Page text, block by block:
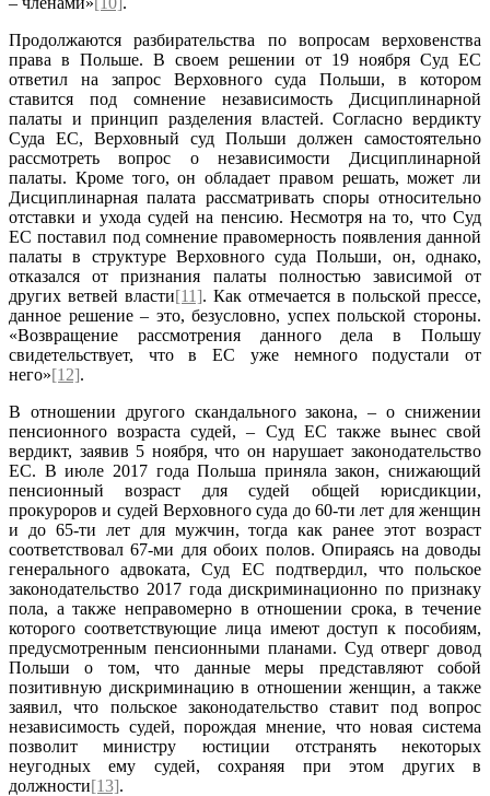
Продолжаются разбирательства по вопросам верховенства
права в Польше. В своем решении от 19 ноября Суд ЕС
ответил на запрос Верховного суда Польши, в котором
ставится под сомнение независимость Дисциплинарной
палаты и принцип разделения властей. Согласно вердикту
Суда ЕС, Верховный суд Польши должен самостоятельно
рассмотреть вопрос о независимости Дисциплинарной
палаты. Кроме того, он обладает правом решать, может ли
Дисциплинарная палата рассматривать споры относительно
отставки и ухода судей на пенсию. Несмотря на то, что Суд
ЕС поставил под сомнение правомерность появления данной
палаты в структуре Верховного суда Польши, он, однако,
отказался от признания палаты полностью зависимой от
других ветвей власти[11]. Как отмечается в польской прессе,
данное решение – это, безусловно, успех польской стороны.
«Возвращение рассмотрения данного дела в Польшу
свидетельствует, что в ЕС уже немного подустали от
него»[12].
В отношении другого скандального закона, – о снижении
пенсионного возраста судей, – Суд ЕС также вынес свой
вердикт, заявив 5 ноября, что он нарушает законодательство
ЕС. В июле 2017 года Польша приняла закон, снижающий
пенсионный возраст для судей общей юрисдикции,
прокуроров и судей Верховного суда до 60-ти лет для женщин
и до 65-ти лет для мужчин, тогда как ранее этот возраст
соответствовал 67-ми для обоих полов. Опираясь на доводы
генерального адвоката, Суд ЕС подтвердил, что польское
законодательство 2017 года дискриминационно по признаку
пола, а также неправомерно в отношении срока, в течение
которого соответствующие лица имеют доступ к пособиям,
предусмотренным пенсионными планами. Суд отверг довод
Польши о том, что данные меры представляют собой
позитивную дискриминацию в отношении женщин, а также
заявил, что польское законодательство ставит под вопрос
независимость судей, порождая мнение, что новая система
позволит министру юстиции отстранять некоторых
неугодных ему судей, сохраняя при этом других в
должности[13].